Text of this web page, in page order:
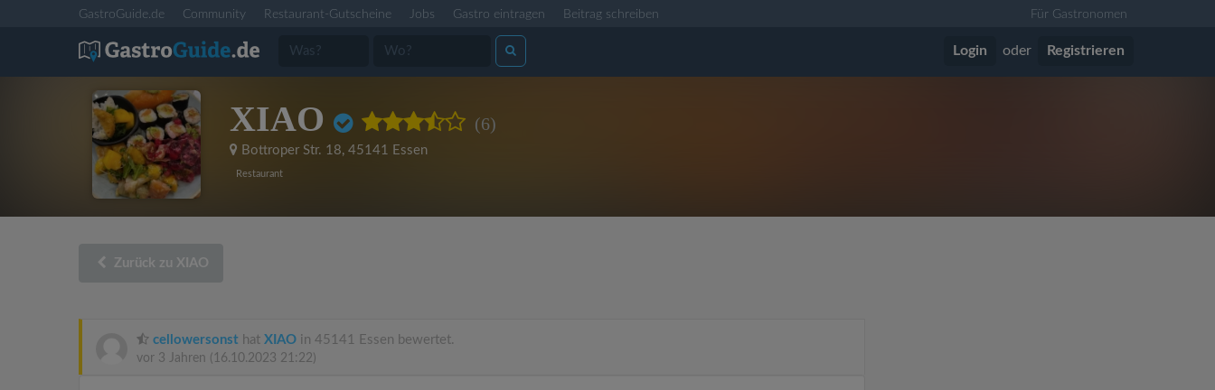
GastroGuide.de Community Restaurant-Gutscheine Jobs Gastro eintragen Beitrag schreiben Für Gastronomen
Login oder Registrieren
XIAO (6)
Bottroper Str. 18,45141 Essen
Restaurant
Zurück zu XIAO
cellowersonst hat XIAO in 45141 Essen bewertet.
vor 3 Jahren (16.10.2023 21:22)